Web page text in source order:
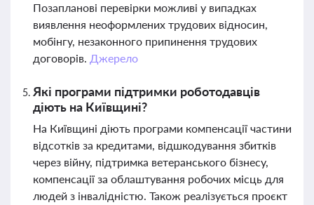
Позапланові перевірки можливі у випадках
виявлення неоформлених трудових відносин,
мобінгу, незаконного припинення трудових
договорів. Джерело
Які програми підтримки роботодавців
діють на Київщині?
На Київщині діють програми компенсації частини
відсотків за кредитами, відшкодування збитків
через війну, підтримка ветеранського бізнесу,
компенсації за облаштування робочих місць для
людей з інвалідністю. Також реалізується проєкт